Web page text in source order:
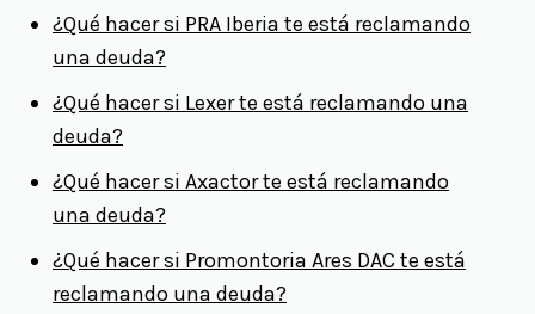
¿Qué hacer si PRA Iberia te está reclamando
una deuda?
¿Qué hacer si Lexer te está reclamando una
deuda?
¿Qué hacer si Axactor te está reclamando
una deuda?
¿Qué hacer si Promontoria Ares DAC te está
reclamando una deuda?